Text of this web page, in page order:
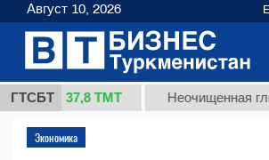
ГТСБТ
37,8 ТМТ Неочищенная
Экономика
Август 10, 2026